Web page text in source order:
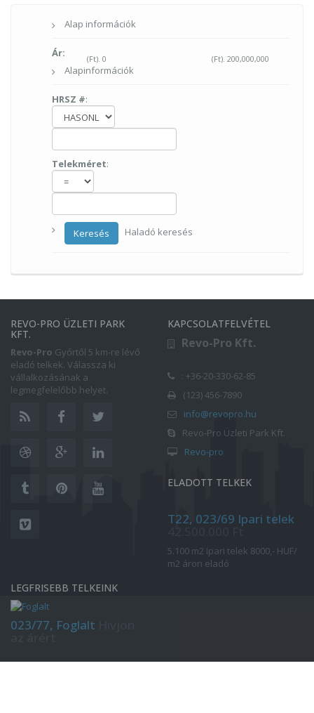
Alap információk
Ár: (Ft). 0 (Ft).200,000,000
Alapinformációk
HRSZ #:
Telekméret:
Keresés Haladó keresés
REVO-PRO ÜZLETI PARK
KFT.
Revo-Pro Győrtől 5 km-re lévő
eladó telkek. Válassza ki
vállalkozásának a
legmegfelelőbb helyet.
KAPCSOLATFELVÉTEL
Revo-Pro Kft.
: +36-20-330-62-85
(123) 456-7890
info@revopro.hu
Revo-Pro Üzleti Park Kft.
Revo-pro
ELADOTT TELKEK
T22, 023/69 Ipari telek
42.500.000 Ft
5.100 m2 Ipari telek 8000,- HUF/
m2 áron eladó
LEGFRISEBB TELKEINK
023/77, Foglalt